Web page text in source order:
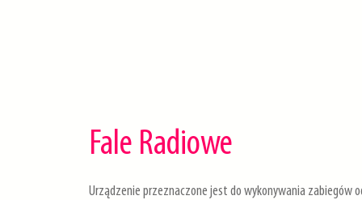
Fale Radiowe
Urządzenie przeznaczone jest do wykonywania zabiegów